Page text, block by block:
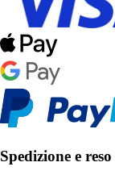
Spedizione e reso